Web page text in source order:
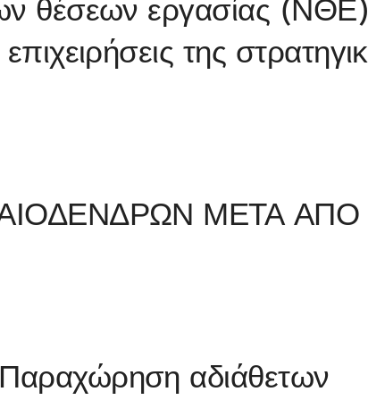
θέσεων εργασίας (ΝΘΕ)
της
ΜΕΤΑ ΑΠΟ
αδιάθετων